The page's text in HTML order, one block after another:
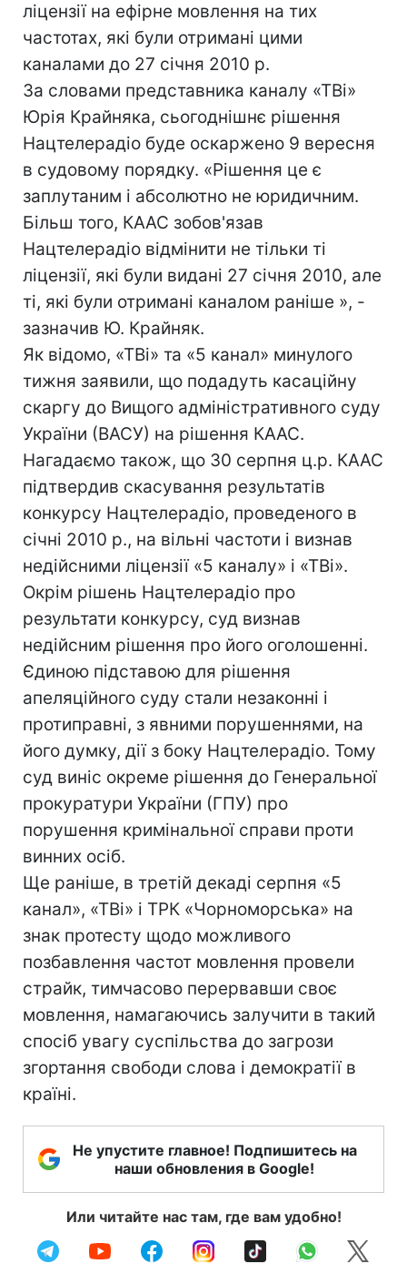
ліцензії на ефірне мовлення на тих
частотах, які були отримані цими
каналами до 27 січня 2010 р.
За словами представника каналу «ТВі»
Юрія Крайняка, сьогоднішнє рішення
Нацтелерадіо буде оскаржено 9 вересня
в судовому порядку. «Рішення це є
заплутаним і абсолютно не юридичним.
Більш того, КААС зобов'язав
Нацтелерадіо відмінити не тільки ті
ліцензії, які були видані 27 січня 2010, але
ті, які були отримані каналом раніше », -
зазначив Ю. Крайняк.
Як відомо, «ТВі» та «5 канал» минулого
тижня заявили, що подадуть касаційну
скаргу до Вищого адміністративного суду
України (ВАСУ) на рішення КААС.
Нагадаємо також, що 30 серпня ц.р. КААС
підтвердив скасування результатів
конкурсу Нацтелерадіо, проведеного в
січні 2010 р., на вільні частоти і визнав
недійсними ліцензії «5 каналу» і «ТВі».
Окрім рішень Нацтелерадіо про
результати конкурсу, суд визнав
недійсним рішення про його оголошенні.
Єдиною підставою для рішення
апеляційного суду стали незаконні і
протиправні, з явними порушеннями, на
його думку, дії з боку Нацтелерадіо. Тому
суд виніс окреме рішення до Генеральної
прокуратури України (ГПУ) про
порушення кримінальної справи проти
винних осіб.
Ще раніше, в третій декаді серпня «5
канал», «ТВі» і ТРК «Чорноморська» на
знак протесту щодо можливого
позбавлення частот мовлення провели
страйк, тимчасово перервавши своє
мовлення, намагаючись залучити в такий
спосіб увагу суспільства до загрози
згортання свободи слова і демократії в
країні.
Не упустите главное! Подпишитесь на
наши обновления в Google!
Или читайте нас там, где вам удобно!